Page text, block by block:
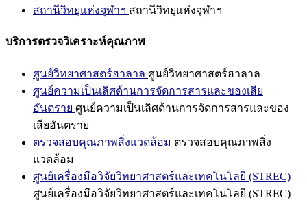
สถานีวิทยุแห่งจุฬาฯ สถานีวิทยุแห่งจุฬาฯ
บริการตรวจวิเคราะห์คุณภาพ
ศูนย์วิทยาศาสตร์ฮาลาล ศูนย์วิทยาศาสตร์ฮาลาล
ศูนย์ความเป็นเลิศด้านการจัดการสารและของเสีย
อันตราย ศูนย์ความเป็นเลิศด้านการจัดการสารและของ
เสียอันตราย
ตรวจสอบคุณภาพสิ่งแวดล้อม ตรวจสอบคุณภาพสิ่ง
แวดล้อม
ศูนย์เครื่องมือวิจัยวิทยาศาสตร์และเทคโนโลยี (STREC)
ศูนย์เครื่องมือวิจัยวิทยาศาสตร์และเทคโนโลยี (STREC)